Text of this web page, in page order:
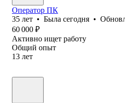
Оператор ПК
35 лет • Была сегодня •
60 000 ₽
Активно ищет работу
Общий опыт
13 лет